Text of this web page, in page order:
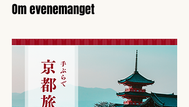
Om evenemanget